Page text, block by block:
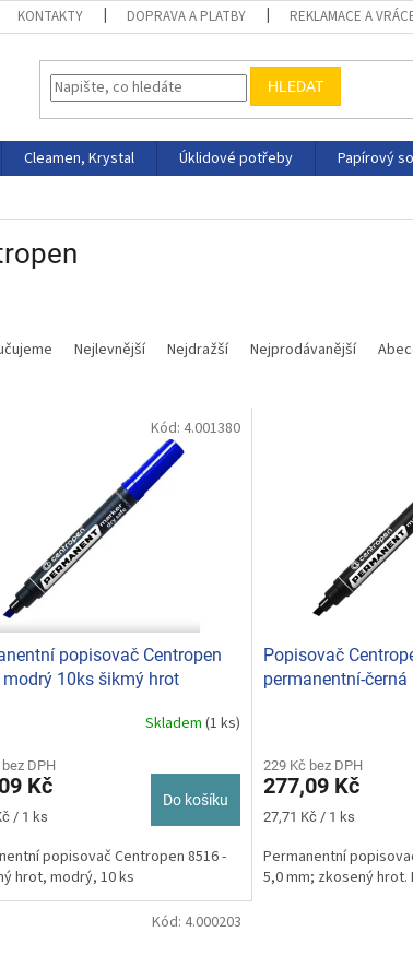
KONTAKTY DOPRAVA A PLATBY REKLAMACE A
HLEDAT
Cleamen, Krystal Úklidové potřeby Papírový
Nejlevnější Nejdražší Nejprodávanější
popisovač Centropen
modrý 10ks šikmý hrot
Skladem (1 ks)
DPH
Kč
/ 1 ks
Do košíku
popisovač Centropen 8516 -
hrot, modrý, 10 ks
Kód: 4.001380
Popisovač
permanentní-
229 Kč bez DPH
277,09 Kč
Měrná
27,71 Kč / 1 ks
Permanentní
5,0 mm; zkosený hrot.
Kód: 4.000203